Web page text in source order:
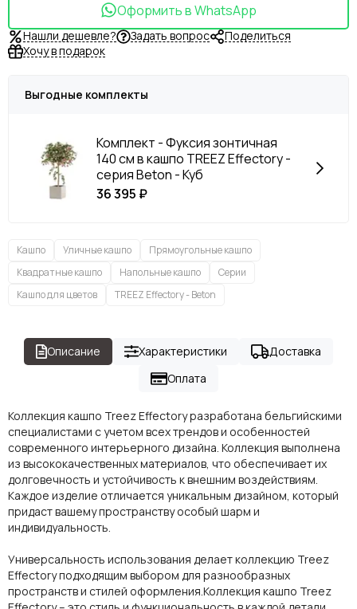
Оформить в WhatsApp
Нашли дешевле? Задать вопрос
Поделиться
Хочу в подарок
Выгодные комплекты
Комплект - Фуксия зонтичная
140 см в кашпо TREEZ Effectory -
серия Beton - Куб
36 395 ₽
Кашпо Уличные кашпо
Прямоугольные кашпо
Квадратные кашпо
Напольные кашпо
Серии
Кашпо для цветов
TREEZ Effectory - Beton
Описание Характеристики
Доставка
Оплата
Коллекция кашпо Treez Effectory разработана бельгийскими
специалистами с учетом всех трендов и особенностей
современного интерьерного дизайна. Коллекция выполнена
из высококачественных материалов, что обеспечивает их
долговечность и устойчивость к внешним воздействиям.
Каждое изделие отличается уникальным дизайном, который
придаст вашему пространству особый шарм и
индивидуальность.
Универсальность использования делает коллекцию Treez
Effectory подходящим выбором для разнообразных
пространств и стилей оформления.Коллекция кашпо Treez